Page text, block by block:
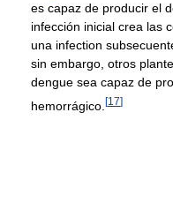
es capaz de producir el
infección inicial crea las
una infection
sin embargo, otros
dengue sea capaz de
hemorrágico. [17]